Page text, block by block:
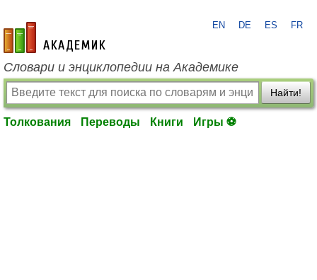
academic.ru
EN DE ES FR
Словари и энциклопедии на Академике
Найти!
Толкования Переводы Книги Игры ⚽